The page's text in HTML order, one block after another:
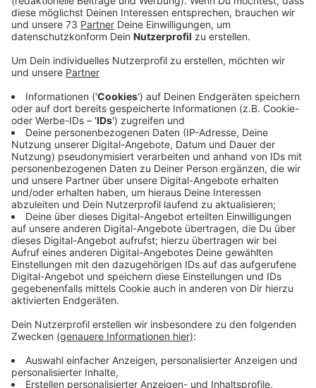
Hier sind Straßensperrungen
Anzeige
ab 14 Uhr (für Autofahrer)
Hemdener Weg (zwischen Hotel Schwung
[Willingsweide] und Alffstraße),
Alffstraße
Moddenborgstraße
„Am Hünting“
"Up de Welle"
Ab 16 Uhr (für Radfahrer)
Alffstraße
Hemdener Weg
(zwischen Minigolfanlage und Ecke Alffstraße
Anzeige
Hier könnt Ihr parken